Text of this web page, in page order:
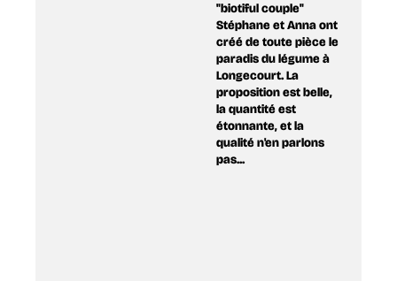
"biotiful couple"
Stéphane et Anna ont
créé de toute pièce le
paradis du légume à
Longecourt. La
proposition est belle,
la quantité est
étonnante, et la
qualité n'en parlons
pas...